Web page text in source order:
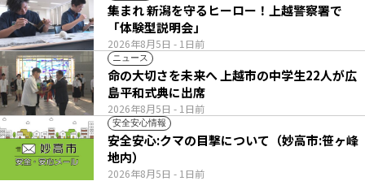
2026年8月5日 - 1日前
集まれ 新潟を守るヒーロー！上越警察署で
「体験型説明会」
ニュース
2026年8月5日 - 1日前
命の大切さを未来へ 上越市の中学生22人が広
島平和式典に出席
安全安心情報
2026年8月5日 - 1日前
安全安心:クマの目撃について（妙高市:笹ヶ峰
地内）